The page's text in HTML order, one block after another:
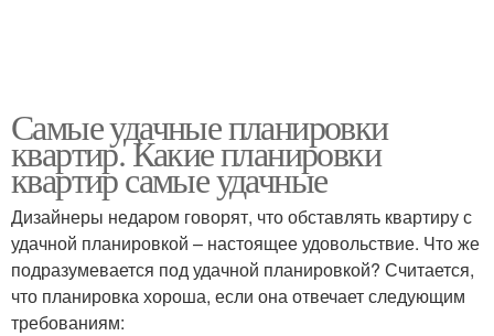
Самые удачные планировки
квартир. Какие планировки
квартир самые удачные
Дизайнеры недаром говорят, что обставлять квартиру с
удачной планировкой – настоящее удовольствие. Что же
подразумевается под удачной планировкой? Считается,
что планировка хороша, если она отвечает следующим
требованиям: